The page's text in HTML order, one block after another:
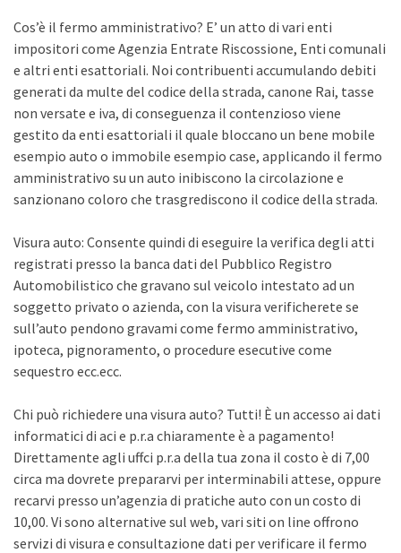
Cos’è il fermo amministrativo? E’ un atto di vari enti
impositori come Agenzia Entrate Riscossione, Enti comunali
e altri enti esattoriali. Noi contribuenti accumulando debiti
generati da multe del codice della strada, canone Rai, tasse
non versate e iva, di conseguenza il contenzioso viene
gestito da enti esattoriali il quale bloccano un bene mobile
esempio auto o immobile esempio case, applicando il fermo
amministrativo su un auto inibiscono la circolazione e
sanzionano coloro che trasgrediscono il codice della strada.
Visura auto: Consente quindi di eseguire la verifica degli atti
registrati presso la banca dati del Pubblico Registro
Automobilistico che gravano sul veicolo intestato ad un
soggetto privato o azienda, con la visura verificherete se
sull’auto pendono gravami come fermo amministrativo,
ipoteca, pignoramento, o procedure esecutive come
sequestro ecc.ecc.
Chi può richiedere una visura auto? Tutti! È un accesso ai dati
informatici di aci e p.r.a chiaramente è a pagamento!
Direttamente agli uffci p.r.a della tua zona il costo è di 7,00
circa ma dovrete prepararvi per interminabili attese, oppure
recarvi presso un’agenzia di pratiche auto con un costo di
10,00. Vi sono alternative sul web, vari siti on line offrono
servizi di visura e consultazione dati per verificare il fermo